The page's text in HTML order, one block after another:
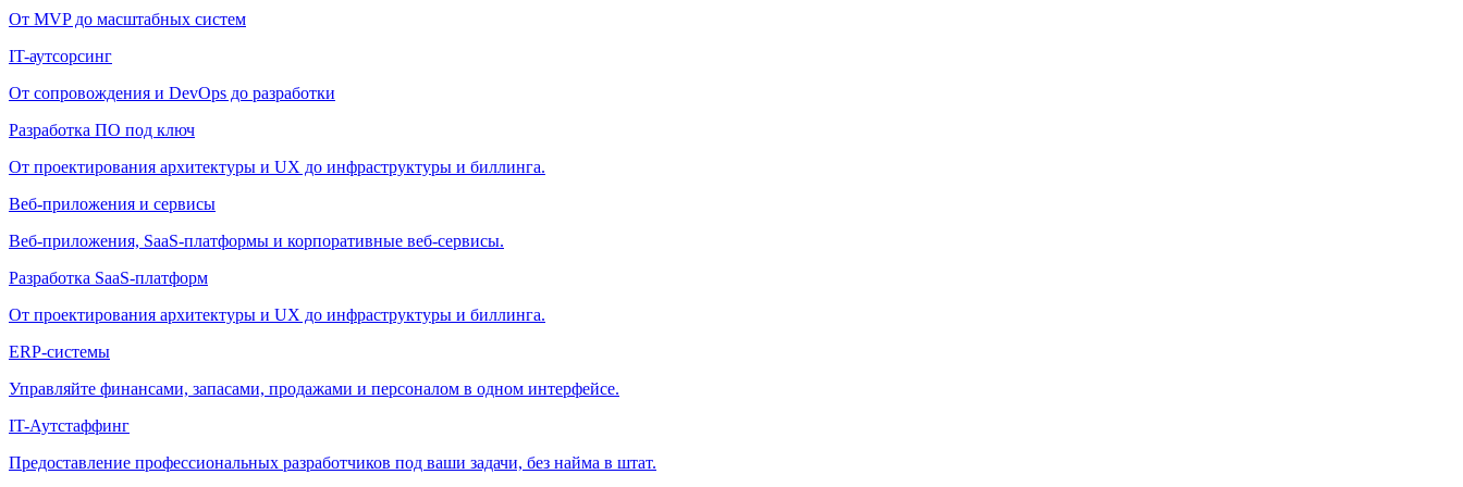
От MVP до масштабных систем
IT-аутсорсинг
От сопровождения и DevOps до разработки
Разработка ПО под ключ
От проектирования архитектуры и UX до инфраструктуры и биллинга.
Веб-приложения и сервисы
Веб-приложения, SaaS-платформы и корпоративные веб-сервисы.
Разработка SaaS-платформ
От проектирования архитектуры и UX до инфраструктуры и биллинга.
ERP-системы
Управляйте финансами, запасами, продажами и персоналом в одном интерфейсе.
IT-Аутстаффинг
Предоставление профессиональных разработчиков под ваши задачи, без найма в штат.